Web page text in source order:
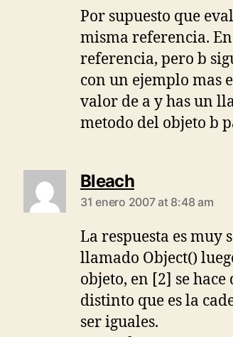
Por supuesto que
misma referencia.
referencia, pero b
con un ejemplo mas
valor de a y has un
metodo del objeto b
Bleachsays:
31 enero 2007 at 8:48 am
La respuesta es muy
llamado Object()
objeto, en [2] se
distinto que es la
ser iguales.